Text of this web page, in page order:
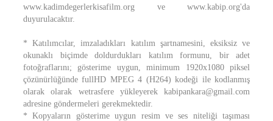
www.kadimdegerlerkisafilm.org ve www.kabip.org'da
duyurulacaktır.
* Katılımcılar, imzaladıkları katılım şartnamesini, eksiksiz ve
okunaklı biçimde doldurdukları katılım formunu, bir adet
fotoğraflarını; gösterime uygun, minimum 1920x1080 piksel
çözünürlüğünde fullHD MPEG 4 (H264) kodeği ile kodlanmış
olarak olarak wetrasfere yükleyerek kabipankara@gmail.com
adresine göndermeleri gerekmektedir.
* Kopyaların gösterime uygun resim ve ses niteliği taşıması